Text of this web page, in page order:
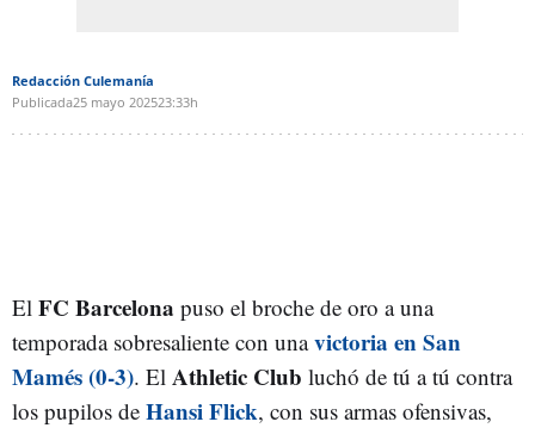
Redacción Culemanía
Publicada25 mayo 202523:33h
El FC Barcelona puso el broche de oro a una
temporada sobresaliente con unavictoria en San
Mamés (0-3). El Athletic Club luchó de tú a tú contra
los pupilos de Hansi Flick, con sus armas ofensivas,